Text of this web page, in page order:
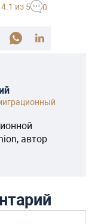
4.1 из 5 0
автор